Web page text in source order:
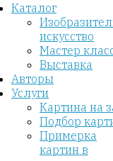
Каталог
искусство
Мастер
Выставка
Авторы
Услуги
Картина на
Подбор
Примерка
картин в